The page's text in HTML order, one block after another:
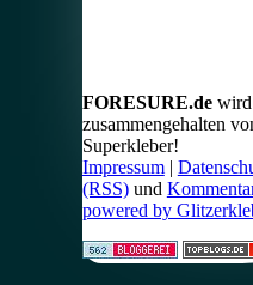
FORESURE.dewird
zusammengehalten
Superkleber!
Impressum|
(RSS)und
powered by